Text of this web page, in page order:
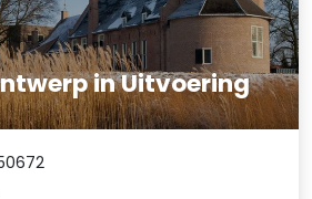
in Uitvoering